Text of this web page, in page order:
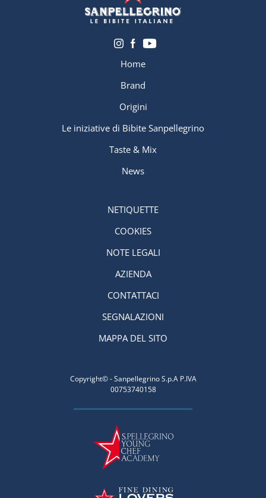
Home
Brand
Origini
Le iniziative di Bibite Sanpellegrino
Taste & Mix
News
NETIQUETTE
COOKIES
NOTE LEGALI
AZIENDA
CONTATTACI
SEGNALAZIONI
MAPPA DEL SITO
Copyright© - Sanpellegrino S.p.A P.IVA
00753740158